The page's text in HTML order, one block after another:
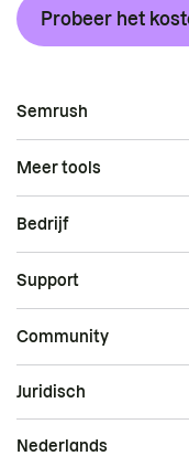
Probeer het
Semrush
Meer tools
Bedrijf
Support
Community
Juridisch
Nederlands